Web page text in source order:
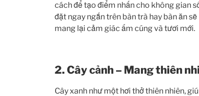
cách để tạo điểm nhấn cho không gian
đặt ngay ngắn trên bàn trà hay bàn ăn
mang lại cảm giác ấm cúng và tươi mới.
2. Cây cảnh – Mang thiên
Cây xanh như một hơi thở thiên nhiên,